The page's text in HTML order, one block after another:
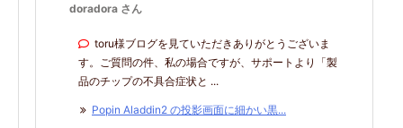
doradora さん
toru様ブログを見ていただきありがとうございま
す。ご質問の件、私の場合ですが、サポートより「製
品のチップの不具合症状と ...
Popin Aladdin2 の投影画面に細かい黒...